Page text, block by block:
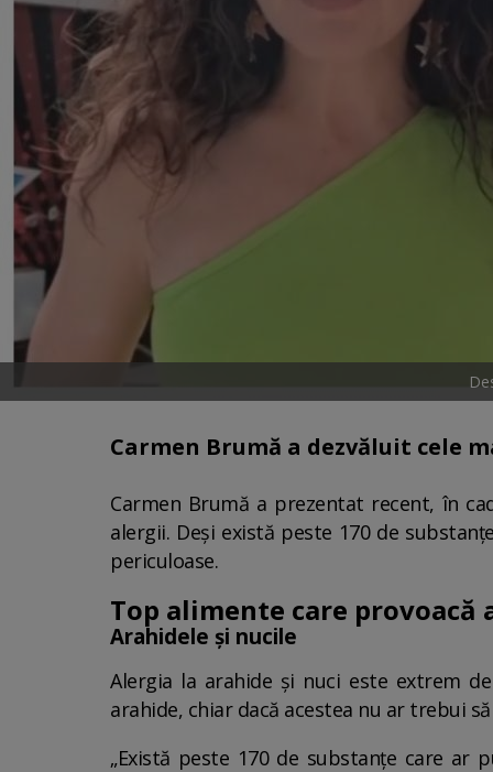
Carmen Brumă a dezvăluit cele
Carmen Brumă a prezentat recent, în
alergii. Deși există peste 170 de
periculoase.
Top alimente care provoacă
Arahidele și nucile
Alergia la arahide și nuci este extrem
arahide, chiar dacă acestea nu ar trebui
„Există peste 170 de substanțe care ar